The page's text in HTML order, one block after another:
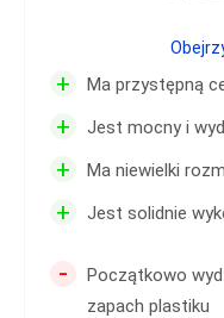
+ Ma przystępną
+ Jest mocny i
+ Ma niewielki
+ Jest solidnie
-
Początkowo
zapach plastiku